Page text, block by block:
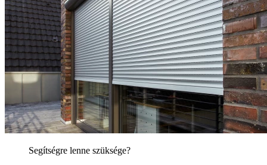
Segítségre lenne szüksége?